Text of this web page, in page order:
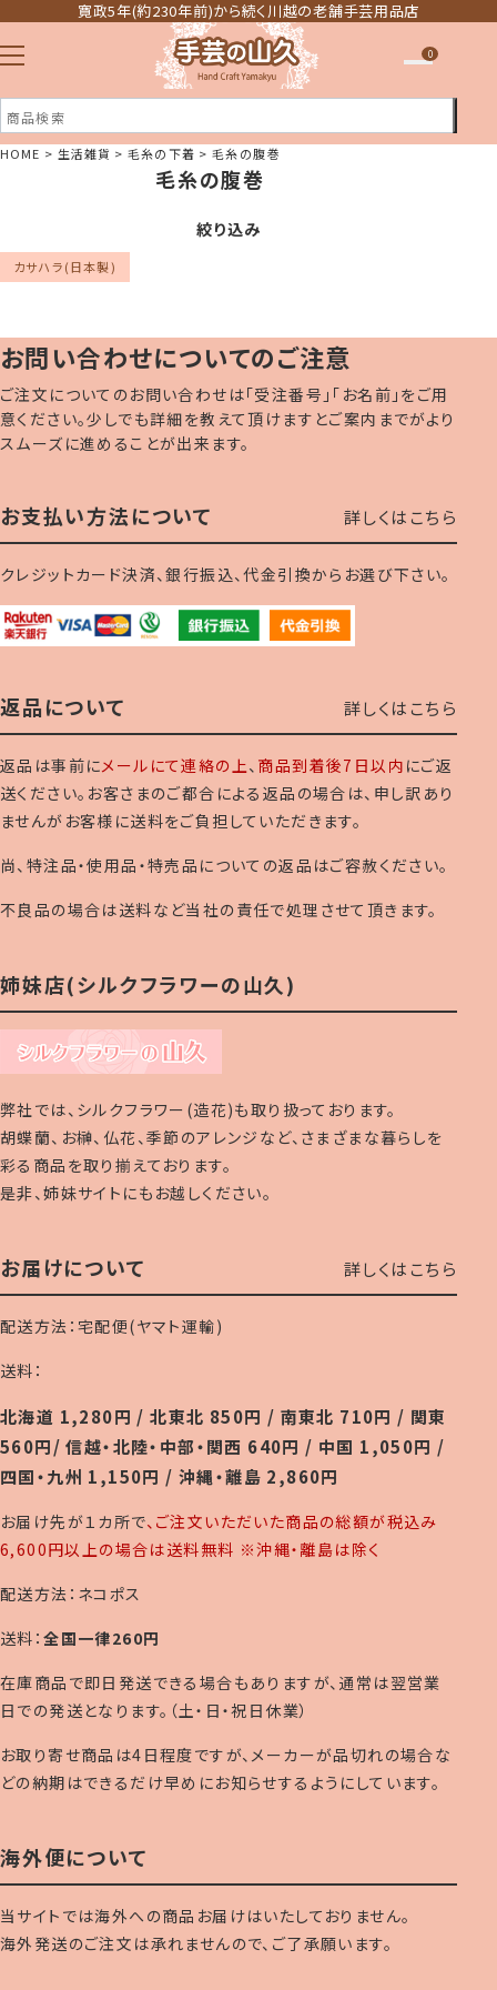
寛政5年(約230年前)から続く川越の老舗手芸用品店
注文履歴
ほしい物リスト
0
HOME 生活雑貨 毛糸の下着 毛糸の腹巻
毛糸の腹巻
絞り込み
カサハラ(日本製)
お問い合わせについてのご注意
ご注文についてのお問い合わせは「受注番号」「お名前」をご用
意ください。少しでも詳細を教えて頂けますとご案内までがより
スムーズに進めることが出来ます。
お支払い方法について 詳しくはこちら
クレジットカード決済、銀行振込、代金引換からお選び下さい。
返品について 詳しくはこちら
返品は事前にメールにて連絡の上、 商品到着後7日以内 にご返
送ください。お客さまのご都合による返品の場合は、申し訳あり
ませんがお客様に送料をご負担していただきます。
尚、特注品・使用品・特売品についての返品はご容赦ください。
不良品の場合は送料など当社の責任で処理させて頂きます。
姉妹店(シルクフラワーの山久)
弊社では、シルクフラワー(造花)も取り扱っております。
胡蝶蘭、お榊、仏花、季節のアレンジなど、さまざまな暮らしを
彩る商品を取り揃えております。
是非、姉妹サイトにもお越しください。
お届けについて 詳しくはこちら
配送方法：宅配便(ヤマト運輸)
送料：
北海道 1,280円 / 北東北 850円 / 南東北 710円 / 関東
560円/ 信越・北陸・中部・関西 640円 / 中国 1,050円 /
四国・九州 1,150円 / 沖縄・離島 2,860円
お届け先が１カ所で、ご注文いただいた商品の総額が税込み
6,600円以上の場合は送料無料 ※沖縄・離島は除く
配送方法：ネコポス
送料：全国一律260円
在庫商品で即日発送できる場合もありますが、通常は翌営業
日での発送となります。（土・日・祝日休業）
お取り寄せ商品は4日程度ですが、メーカーが品切れの場合な
どの納期はできるだけ早めにお知らせするようにしています。
海外便について
当サイトでは海外への商品お届けはいたしておりません。
海外発送のご注文は承れませんので、ご了承願います。